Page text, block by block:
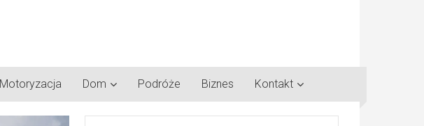
Motoryzacja Dom Podróże Biznes Kontakt